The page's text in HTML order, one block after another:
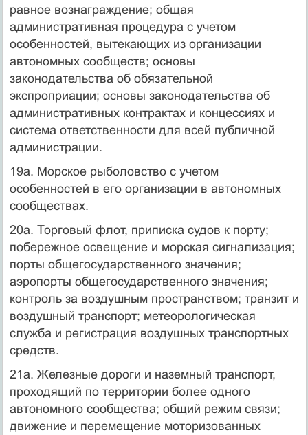
равное вознаграждение; общая
административная процедура с учетом
особенностей, вытекающих из организации
автономных сообществ; основы
законодательства об обязательной
экспроприации; основы законодательства об
административных контрактах и концессиях и
система ответственности для всей публичной
администрации.
19а. Морское рыболовство с учетом
особенностей в его организации в автономных
сообществах.
20а. Торговый флот, приписка судов к порту;
побережное освещение и морская сигнализация;
порты общегосударственного значения;
аэропорты общегосударственного значения;
контроль за воздушным пространством; транзит и
воздушный транспорт; метеорологическая
служба и регистрация воздушных транспортных
средств.
21а. Железные дороги и наземный транспорт,
проходящий по территории более одного
автономного сообщества; общий режим связи;
движение и перемещение моторизованных